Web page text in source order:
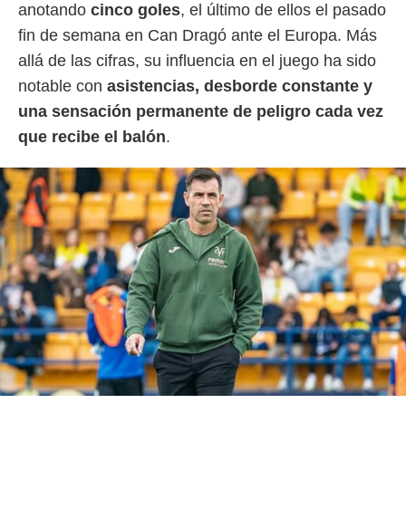
anotando cinco goles, el último de ellos el pasado
fin de semana en Can Dragó ante el Europa. Más
allá de las cifras, su influencia en el juego ha sido
notable con asistencias, desborde constante y
una sensación permanente de peligro cada vez
que recibe el balón.